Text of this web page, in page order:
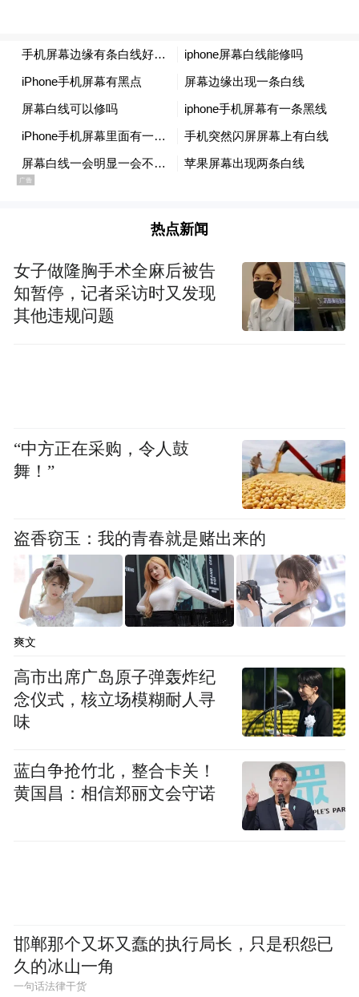
macOS Tahoe 26.4 进一步强化社会工程学攻
击防护，当经验不足的用户向终端粘贴内容
时系统会自动弹出警告，搭配 XProtect 已知
恶意脚本拦截能力与终端警告功能，有效防
范诱导粘贴命令、下载脚本类攻击，新 Mac
Xcode 等开发者工具的用户不会触发新手警
始终会进行安全提醒。该版本还优化
FileVault 功能，将恢复密钥移入用户端到端
加密的密码 App，从机制上避免恢复密钥被
进式修复与额外安全补丁，实现高频次、小
规模的安全防护升级。
此外，苹果安全漏洞奖励计划持续激励安全
研究，表彰助力发现设备、软件及服务安全
隐私漏洞的相关工作，目前已累计发放 200
万美金奖励。
回顾 macOS 安全发展历程，从全盘加密、系
统完整性保护、内置恶意软件防护，到
Touch ID、T2 安全芯片、Apple Silicon 专属
安全设计、XProtect 迭代升级，再到移动设
落地，苹果通过持续技术迭代，不断完善
Mac 系统的安全防护能力，为用户打造更可
热点新闻
女子做隆胸手术全麻后被告
知暂停，记者采访时又发现
其他违规问题
“中方正在采购，令人鼓
舞！”
盗香窃玉：我的青春就是赌出来的
爽文
高市出席广岛原子弹轰炸纪
念仪式，核立场模糊耐人寻
味
蓝白争抢竹北，整合卡关！
黄国昌：相信郑丽文会守诺
邯郸那个又坏又蠢的执行局长，只是积怨已
久的冰山一角
一句话法律干货